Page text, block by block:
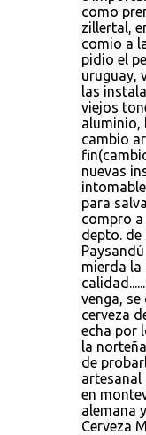
como
zillertal,
comio a
pidio el
uruguay,
las
viejos
aluminio,
cambio
nuevas
para
compro a
depto. de
mierda la
venga,
cerveza
echa por
la
de
artesanal
en
alemana
Cerveza